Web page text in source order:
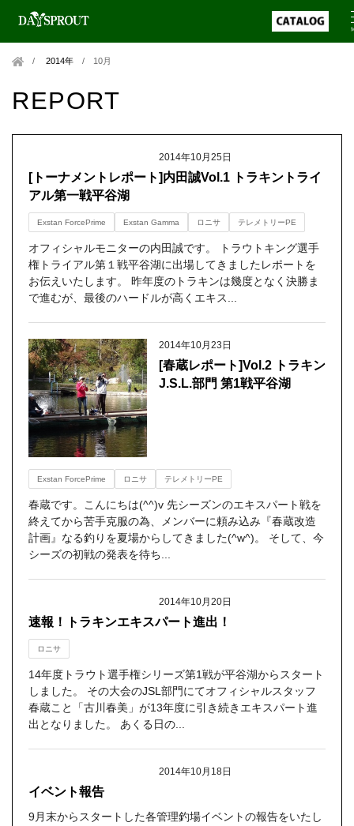
2014年 / 10月
REPORT
2014年10月25日
[トーナメントレポート]内田誠Vol.1 トラキントライ
アル第一戦平谷湖
Exstan ForcePrime Exstan Gamma ロニサ テレメトリーPE
オフィシャルモニターの内田誠です。 トラウトキング選手
権トライアル第１戦平谷湖に出場してきましたレポートを
お伝えいたします。 昨年度のトラキンは幾度となく決勝ま
で進むが、最後のハードルが高くエキス...
2014年10月23日
[春蔵レポート]Vol.2 トラキン
J.S.L.部門 第1戦平谷湖
Exstan ForcePrime ロニサ テレメトリーPE
春蔵です。こんにちは(^^)v 先シーズンのエキスパート戦を
終えてから苦手克服の為、メンバーに頼み込み『春蔵改造
計画』なる釣りを夏場からしてきました(^w^)。 そして、今
シーズの初戦の発表を待ち...
2014年10月20日
速報！トラキンエキスパート進出！
ロニサ
14年度トラウト選手権シリーズ第1戦が平谷湖からスタート
しました。 その大会のJSL部門にてオフィシャルスタッフ
春蔵こと「古川春美」が13年度に引き続きエキスパート進
出となりました。 あくる日の...
2014年10月18日
イベント報告
9月末からスタートした各管理釣場イベントの報告をいたし